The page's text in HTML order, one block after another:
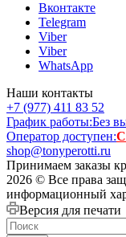
Вконтакте
Telegram
Viber
Viber
WhatsApp
Наши контакты
+7 (977) 411 83 52
График работы:Без
Оператор доступен:С
shop@tonyperotti.ru
Принимаем заказы
2026 © Все права
информационный
Версия для печати